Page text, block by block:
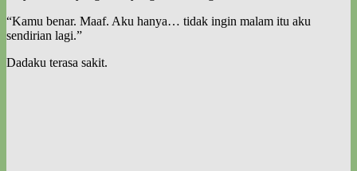
“Kamu benar. Maaf. Aku hanya… tidak ingin malam itu aku
sendirian lagi.”
Dadaku terasa sakit.